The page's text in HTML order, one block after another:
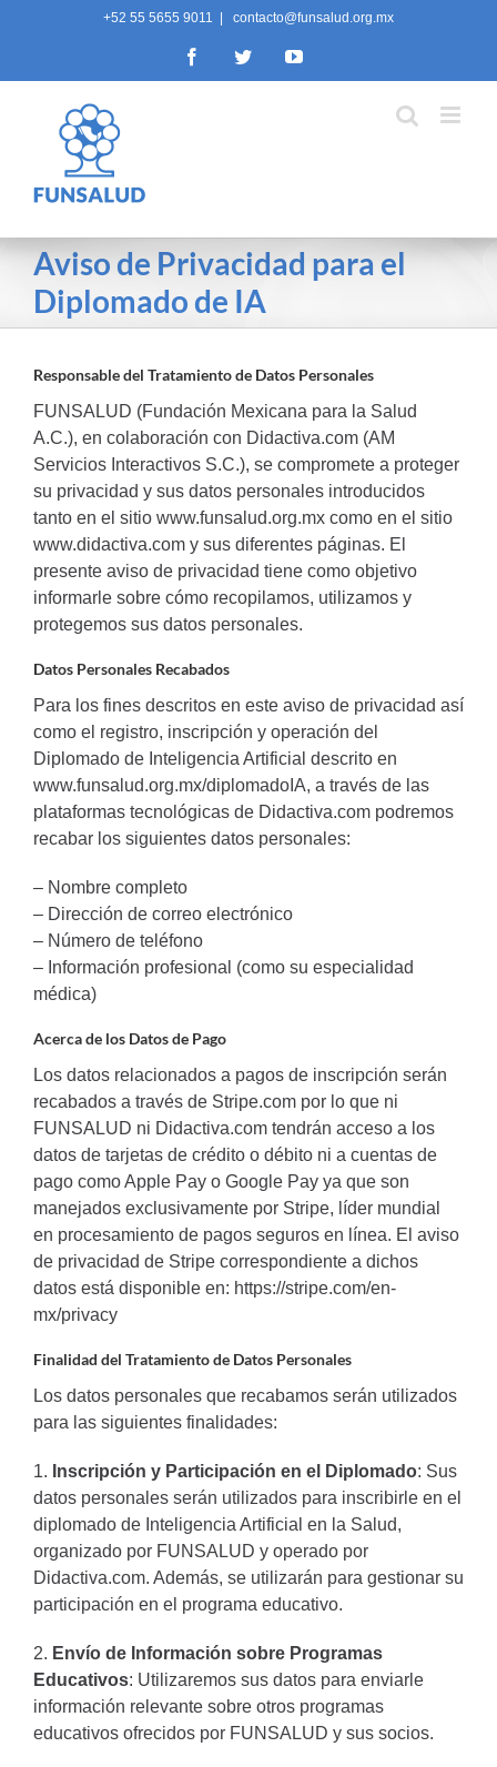
+52 55 5655 9011 contacto@funsalud.org.mx
FacebookTwitterYouTube
Aviso de Privacidad para el
Diplomado de IA
Responsable del Tratamiento de Datos Personales
FUNSALUD (Fundación Mexicana para la Salud
A.C.), en colaboración con Didactiva.com (AM
Servicios Interactivos S.C.), se compromete a proteger
su privacidad y sus datos personales introducidos
tanto en el sitio www.funsalud.org.mx como en el sitio
www.didactiva.com y sus diferentes páginas. El
presente aviso de privacidad tiene como objetivo
informarle sobre cómo recopilamos, utilizamos y
protegemos sus datos personales.
Datos Personales Recabados
Para los fines descritos en este aviso de privacidad así
como el registro, inscripción y operación del
Diplomado de Inteligencia Artificial descrito en
www.funsalud.org.mx/diplomadoIA, a través de las
plataformas tecnológicas de Didactiva.com podremos
recabar los siguientes datos personales:
– Nombre completo
– Dirección de correo electrónico
– Número de teléfono
– Información profesional (como su especialidad
médica)
Acerca de los Datos de Pago
Los datos relacionados a pagos de inscripción serán
recabados a través de Stripe.compor lo que ni
FUNSALUD ni Didactiva.com tendrán acceso a los
datos de tarjetas de crédito o débito ni a cuentas de
pago como Apple Pay o Google Pay ya que son
manejados exclusivamente por Stripe, líder mundial
en procesamiento de pagos seguros en línea. El aviso
de privacidad de Stripe correspondiente a dichos
datos está disponible en: https://stripe.com/en-
mx/privacy
Finalidad del Tratamiento de Datos Personales
Los datos personales que recabamos serán utilizados
para las siguientes finalidades:
1. Inscripción y Participación en el Diplomado: Sus
datos personales serán utilizados para inscribirle en el
diplomado de Inteligencia Artificial en la Salud,
organizado por FUNSALUD y operado por
Didactiva.com. Además, se utilizarán para gestionar su
participación en el programa educativo.
2. Envío de Información sobre Programas
Educativos: Utilizaremos sus datos para enviarle
información relevante sobre otros programas
educativos ofrecidos por FUNSALUD y sus socios.